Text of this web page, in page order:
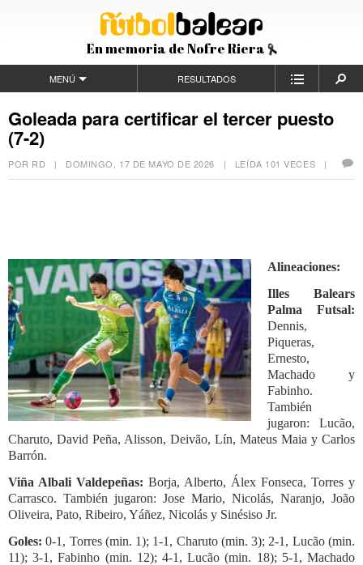
En memoria de Nofre Riera
MENÚ RESULTADOS
Goleada para certificar el tercer puesto
(7-2)
POR RD | DOMINGO, 17 DE MAYO DE 2026 | LEÍDA 101 VECES |
Alineaciones:
Illes Balears
Palma Futsal:
Dennis,
Piqueras,
Ernesto,
Machado y
Fabinho.
También
jugaron: Lucão,
Charuto, David Peña, Alisson, Deivão, Lín, Mateus Maia y Carlos
Barrón.
Viña Albali Valdepeñas: Borja, Alberto, Álex Fonseca, Torres y
Carrasco. También jugaron: Jose Mario, Nicolás, Naranjo, João
Oliveira, Pato, Ribeiro, Yáñez, Nicolás y Sinésiso Jr.
Goles: 0-1, Torres (min. 1); 1-1, Charuto (min. 3); 2-1, Lucão (min.
11); 3-1, Fabinho (min. 12); 4-1, Lucão (min. 18); 5-1, Machado